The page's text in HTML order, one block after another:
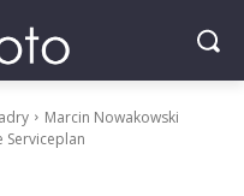
Marcin Nowakowski
Serviceplan